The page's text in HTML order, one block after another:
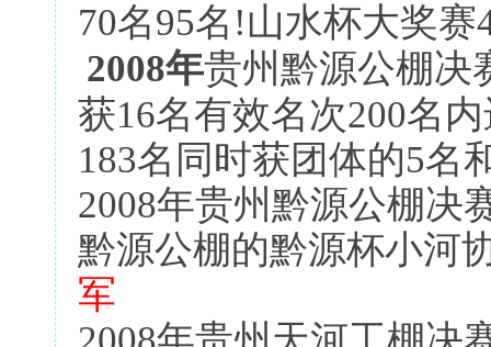
70名95名!山水杯大奖赛
2008年贵州黔源公棚决
获16名有效名次200名
183名同时获团体的5名
2008年贵州黔源公棚决
黔源公棚的黔源杯小河
军